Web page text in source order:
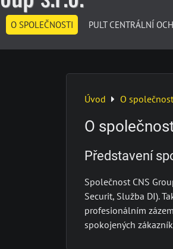
O SPOLEČNOSTI PULT CENTRÁLNÍ
Úvod O
O
Představení
Společnost CNS
Securit, Služba DI).
profesionálním
spokojených